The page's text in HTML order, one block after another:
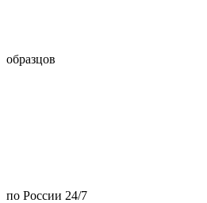
образцов
по России 24/7